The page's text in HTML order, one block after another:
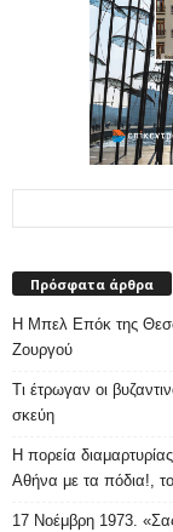
Πρόσφατα άρθρα
Η Μπελ Επόκ της
Ζουργού
Τι έτρωγαν οι
σκεύη
Η πορεία
Αθήνα με τα πόδια!,
17 Νοέμβρη 1973.